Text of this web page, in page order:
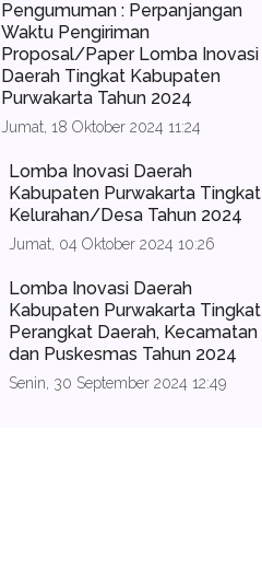
Pengumuman : Perpanjangan
Waktu Pengiriman
Proposal/Paper Lomba Inovasi
Daerah Tingkat Kabupaten
Purwakarta Tahun 2024
Jumat, 18 Oktober 2024 11:24
Lomba Inovasi Daerah
Kabupaten Purwakarta Tingkat
Kelurahan/Desa Tahun 2024
Jumat, 04 Oktober 2024 10:26
Lomba Inovasi Daerah
Kabupaten Purwakarta Tingkat
Perangkat Daerah, Kecamatan
dan Puskesmas Tahun 2024
Senin, 30 September 2024 12:49